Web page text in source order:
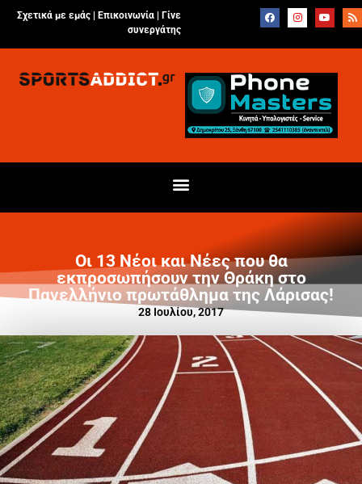
Σχετικά με εμάς | Επικοινωνία
Γίνε
συνεργάτης
Οι 13 Νέοι και Νέες που θα
εκπροσωπήσουν την Θράκη στο
Πανελλήνιο πρωτάθλημα της Λάρισας!
28 Ιουλίου, 2017